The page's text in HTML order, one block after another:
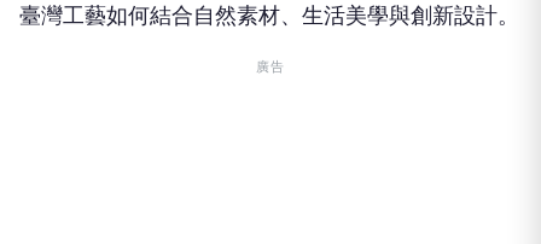
臺灣工藝如何結合自然素材、生活美學與創新設計。
廣告